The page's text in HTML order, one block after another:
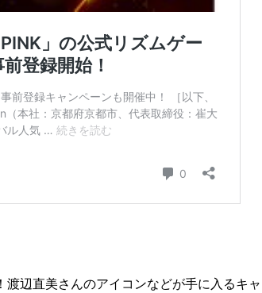
渡辺直美さんのアイコンなどが手に入るキ